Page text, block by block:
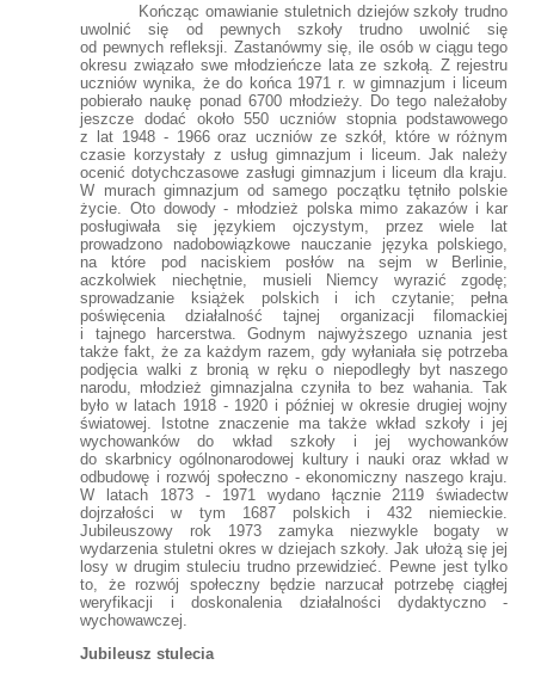
Kończąc omawianie stuletnich dziejów szkoły trudno
uwolnić się od pewnych szkoły trudno uwolnić się
od pewnych refleksji. Zastanówmy się, ile osób w ciągu tego
okresu związało swe młodzieńcze lata ze szkołą. Z rejestru
uczniów wynika, że do końca 1971 r. w gimnazjum i liceum
pobierało naukę ponad 6700 młodzieży. Do tego należałoby
jeszcze dodać około 550 uczniów stopnia podstawowego
z lat 1948 - 1966 oraz uczniów ze szkół, które w różnym
czasie korzystały z usług gimnazjum i liceum. Jak należy
ocenić dotychczasowe zasługi gimnazjum i liceum dla kraju.
W murach gimnazjum od samego początku tętniło polskie
życie. Oto dowody - młodzież polska mimo zakazów i kar
posługiwała się językiem ojczystym, przez wiele lat
prowadzono nadobowiązkowe nauczanie języka polskiego,
na które pod naciskiem posłów na sejm w Berlinie,
aczkolwiek niechętnie, musieli Niemcy wyrazić zgodę;
sprowadzanie książek polskich i ich czytanie; pełna
poświęcenia działalność tajnej organizacji filomackiej
i tajnego harcerstwa. Godnym najwyższego uznania jest
także fakt, że za każdym razem, gdy wyłaniała się potrzeba
podjęcia walki z bronią w ręku o niepodległy byt naszego
narodu, młodzież gimnazjalna czyniła to bez wahania. Tak
było w latach 1918 - 1920 i później w okresie drugiej wojny
światowej. Istotne znaczenie ma także wkład szkoły i jej
wychowanków do wkład szkoły i jej wychowanków
do skarbnicy ogólnonarodowej kultury i nauki oraz wkład w
odbudowę i rozwój społeczno - ekonomiczny naszego kraju.
W latach 1873 - 1971 wydano łącznie 2119 świadectw
dojrzałości w tym 1687 polskich i 432 niemieckie.
Jubileuszowy rok 1973 zamyka niezwykle bogaty w
wydarzenia stuletni okres w dziejach szkoły. Jak ułożą się jej
losy w drugim stuleciu trudno przewidzieć. Pewne jest tylko
to, że rozwój społeczny będzie narzucał potrzebę ciągłej
weryfikacji i doskonalenia działalności dydaktyczno -
wychowawczej.
Jubileusz stulecia